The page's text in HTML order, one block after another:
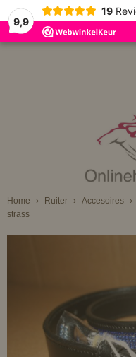
9,9
19
Home › Ruiter › Accesoires ›
strass